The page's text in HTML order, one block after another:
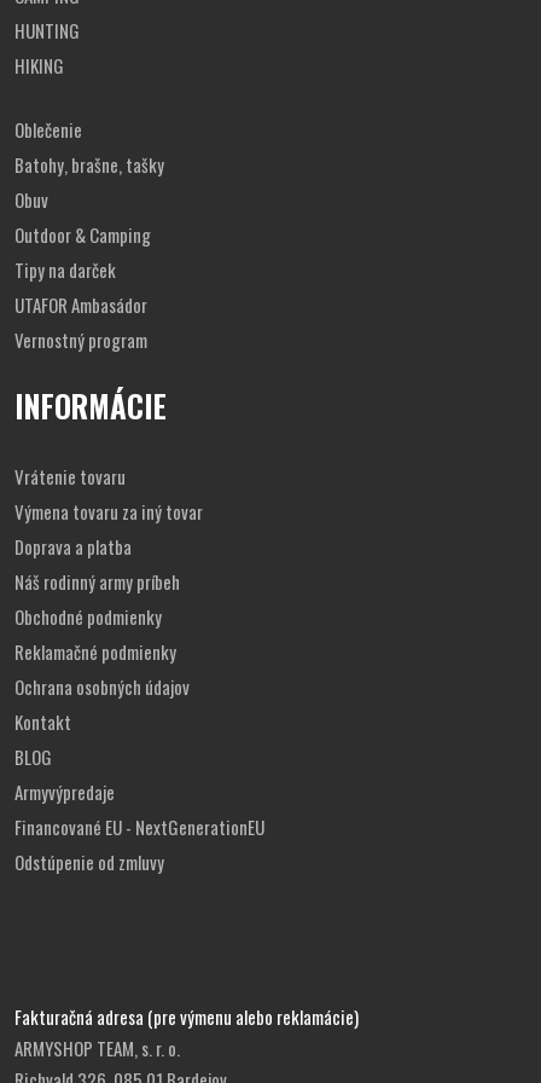
ktorý sa dá využiť ako popruh na ľadvinku
hlavná komora taktickej brašne je uzatváraná zipsom a v
komore je malé sieťovinové vrecko
po bokoch ľadvinky a vpredu sú 3 kapsy
kapsa B21 má v prednej kapse tri malé vrecká
sponami
HUNTING
HIKING
Oblečenie
Batohy, brašne, tašky
Obuv
Outdoor & Camping
Tipy na darček
UTAFOR Ambasádor
Vernostný program
INFORMÁCIE
Vrátenie tovaru
Výmena tovaru za iný tovar
Doprava a platba
Náš rodinný army príbeh
Obchodné podmienky
Reklamačné podmienky
Ochrana osobných údajov
Kontakt
BLOG
Armyvýpredaje
Financované EU - NextGenerationEU
Odstúpenie od zmluvy
Fakturačná adresa (pre výmenu alebo reklamácie)
ARMYSHOP TEAM, s. r. o.